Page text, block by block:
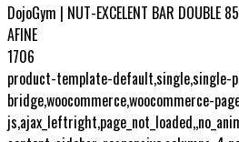
DojoGym | NUT-EXCELENT BAR DOUBLE
AFINE
1706
product-template-default,single,single-
bridge,woocommerce,woocommerce-